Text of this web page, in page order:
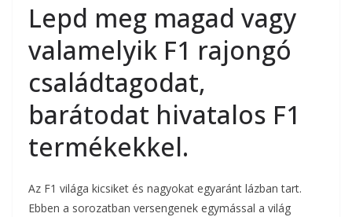
Lepd meg magad vagy
valamelyik F1 rajongó
családtagodat,
barátodat hivatalos F1
termékekkel.
Az F1 világa kicsiket és nagyokat egyaránt lázban tart.
Ebben a sorozatban versengenek egymással a világ